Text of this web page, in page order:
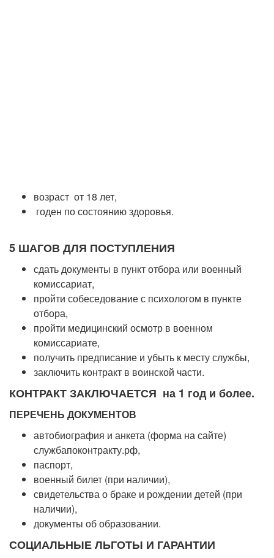
возраст от 18 лет,
годен по состоянию здоровья.
5 ШАГОВ ДЛЯ ПОСТУПЛЕНИЯ
сдать документы в пункт отбора или военный
комиссариат,
пройти собеседование с психологом в пункте
отбора,
пройти медицинский осмотр в военном
комиссариате,
получить предписание и убыть к месту службы,
заключить контракт в воинской части.
КОНТРАКТ ЗАКЛЮЧАЕТСЯ на 1 год и более.
ПЕРЕЧЕНЬ ДОКУМЕНТОВ
автобиография и анкета (форма на сайте)
службапоконтракту.рф,
паспорт,
военный билет (при наличии),
свидетельства о браке и рождении детей (при
наличии),
документы об образовании.
СОЦИАЛЬНЫЕ ЛЬГОТЫ И ГАРАНТИИ